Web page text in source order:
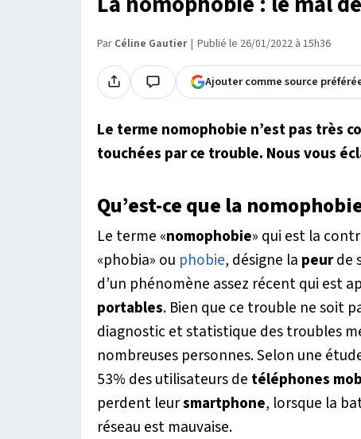
Par Céline Gautier Publié le 26/01/2022 à 15h36
Ajouter comme source
Le terme nomophobie n’est pas très
touchées par ce trouble. Nous vous
Qu’est-ce que la
Le terme «nomophobie» qui est la
«phobia» ou phobie, désigne la peurde
d’un phénomène assez récent qui est
portables. Bien que ce trouble ne soit
diagnostic et statistique des troubles
nombreuses personnes. Selon une
53% des utilisateurs de téléphones
perdent leursmartphone, lorsque la
réseau est mauvaise.